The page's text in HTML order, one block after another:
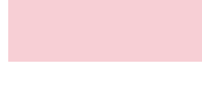
nord